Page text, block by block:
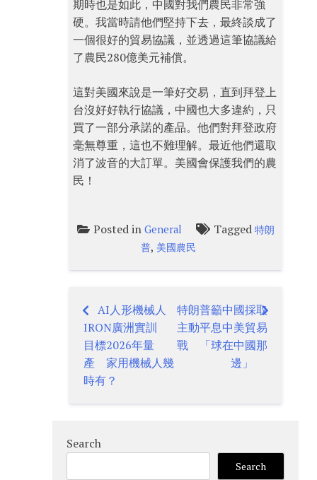
期時也是如此，中國對我們農民非常強
硬。我當時請他們堅持下去，最終談成了
一個很好的貿易協議，並透過這筆協議給
了農民280億美元補償。
這對美國來說是一筆好交易，直到拜登上
台沒好好執行協議，中國也大多違約，只
買了一部分承諾的產品。他們對拜登政府
毫無尊重，這也不難理解。最近他們還取
消了波音的大訂單。美國會保護我們的農
民！
Posted in General Tagged 特朗
普, 美國農民
Post
navigation
AI人形機械人
IRON廣洲實訓
目標2026年量
產 家用機械人幾
時有？
特朗普籲中國採取
主動平息中美貿易
戰 「球在中國那
邊」
Search
Search